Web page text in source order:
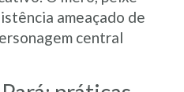
ameaçado de
central